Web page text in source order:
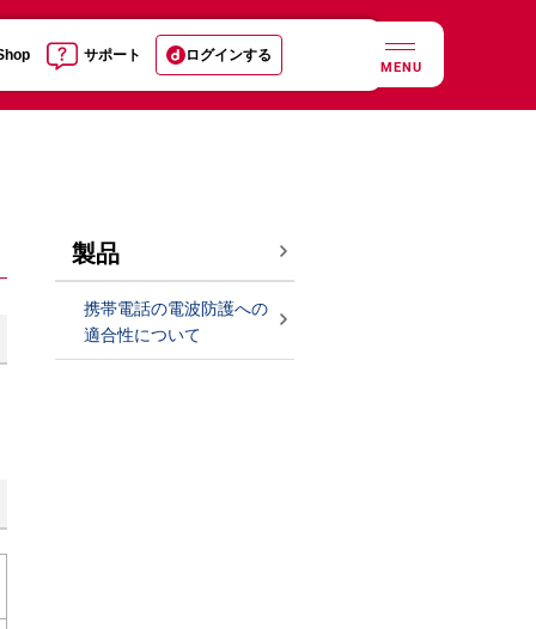
サポート ログインする
MENU
製品
携帯電話の電波防護への
適合性について